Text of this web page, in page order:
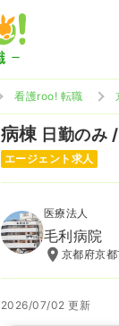
看護roo! 転職
病棟 日勤のみ
エージェント求人
医療法人
毛利病院
京都府京
2026/07/02 更新